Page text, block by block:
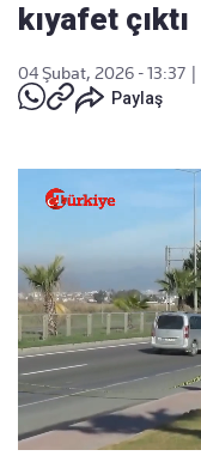
kıyafet çıktı
04 Şubat, 2026 - 13:37
Paylaş